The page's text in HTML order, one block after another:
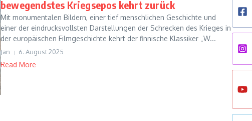
bewegendstes Kriegsepos kehrt zurück
Mit monumentalen Bildern, einer tief menschlichen Geschichte und
einer der eindrucksvollsten Darstellungen der Schrecken des Krieges in
der europäischen Filmgeschichte kehrt der finnische Klassiker „W...
Jan 6. August 2025
Read More